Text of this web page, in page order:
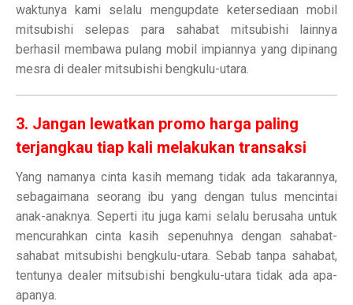
waktunya kami selalu mengupdate ketersediaan mobil
mitsubishi selepas para sahabat mitsubishi lainnya
berhasil membawa pulang mobil impiannya yang dipinang
mesra di dealer mitsubishi bengkulu-utara.
3. Jangan lewatkan promo harga paling
terjangkau tiap kali melakukan transaksi
Yang namanya cinta kasih memang tidak ada takarannya,
sebagaimana seorang ibu yang dengan tulus mencintai
anak-anaknya. Seperti itu juga kami selalu berusaha untuk
mencurahkan cinta kasih sepenuhnya dengan sahabat-
sahabat mitsubishi bengkulu-utara. Sebab tanpa sahabat,
tentunya dealer mitsubishi bengkulu-utara tidak ada apa-
apanya.